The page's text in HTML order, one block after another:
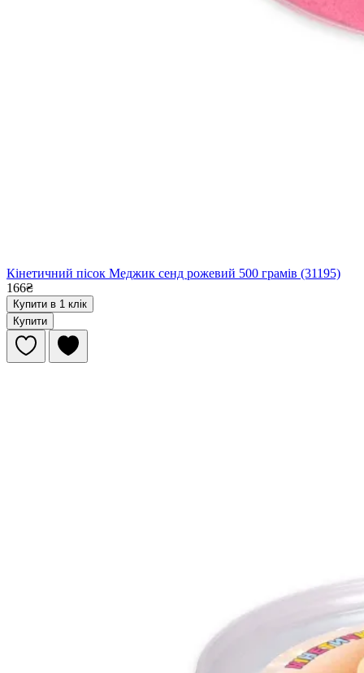
Кінетичний пісок Меджик сенд рожевий 500 грамів (31195)
166₴
Купити в 1 клік
Купити